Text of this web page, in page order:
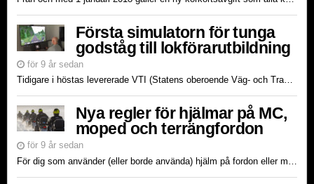
Första simulatorn för tunga
godståg till lokförarutbildning
för 9 år sedan
Tidigare i höstas levererade VTI (Statens oberoende Väg- och Transportforskningsinstitut) sin första simulator för tunga godståg. De har i åratal utvecklat tågsimulatorer, sammanställt hårdvara och eg...
Nya regler för hjälmar på MC,
moped och terrängfordon
för 9 år sedan